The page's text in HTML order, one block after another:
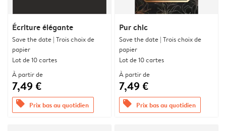
Écriture élégante
Save the date | Trois choix de
papier
Lot de 10 cartes
À partir de
7,49 €
offers Prix bas au quotidien
Pur chic
Save the date | Trois choix de
papier
Lot de 10 cartes
À partir de
7,49 €
offers Prix bas au quotidien